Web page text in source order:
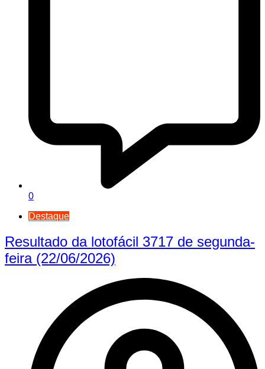
0
Destaque
Resultado da lotofácil 3717 de segunda-
feira (22/06/2026)